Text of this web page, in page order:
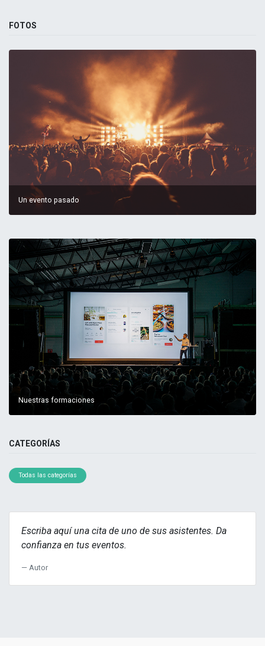
FOTOS
Un evento pasado
Nuestras formaciones
CATEGORÍAS
Todas las categorías
Escriba aquí una cita de uno de sus asistentes. Da
confianza en tus eventos.
Autor